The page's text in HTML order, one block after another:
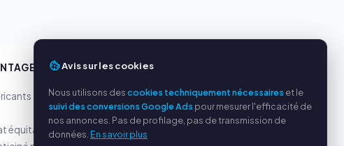
équitables
SERVICE
À propos de nous
Politique de confidentialité
Mentions légales
Avis sur les cookies
Nous utilisons descookies techniquement nécessaires et le
suivi des conversions Google Ads pour mesurer l'efficacité de
nos annonces. Pas de profilage, pas de transmission de
données. En savoir plus